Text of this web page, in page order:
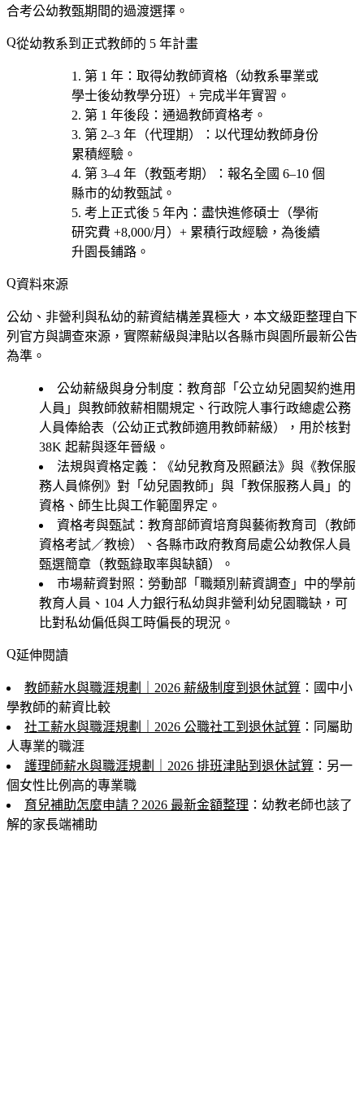
合考公幼教甄期間的過渡選擇。
從幼教系到正式教師的 5 年計畫
第 1 年 ：取得幼教師資格（幼教系畢業或
學士後幼教學分班）+ 完成半年實習。
第 1 年後段 ：通過教師資格考。
第 2–3 年（代理期）
：以代理幼教師身份
累積經驗。
第 3–4 年（教甄考期）
：報名全國 6–10 個
縣市的幼教甄試 。
考上正式後 5 年內 ：盡快進修碩士（學術
研究費 +8,000/月）+ 累積行政經驗，為後續
升園長鋪路。
資料來源
公幼、非營利與私幼的薪資結構差異極大，本文級距整理自下
列官方與調查來源，實際薪級與津貼以各縣市與園所最新公告
為準。
公幼薪級與身分制度 ：教育部「公立幼兒園契約進用
人員」與教師敘薪相關規定、行政院人事行政總處公務
人員俸給表（公幼正式教師適用教師薪級），用於核對
38K 起薪與逐年晉級。
法規與資格定義 ：《幼兒教育及照顧法》與《教保服
務人員條例》對「幼兒園教師」與「教保服務人員」的
資格、師生比與工作範圍界定。
資格考與甄試 ：教育部師資培育與藝術教育司（教師
資格考試／教檢）、各縣市政府教育局處公幼教保人員
甄選簡章（教甄錄取率與缺額）。
市場薪資對照 ：勞動部「職類別薪資調查」中的學前
教育人員、104 人力銀行私幼與非營利幼兒園職缺，可
比對私幼偏低與工時偏長的現況。
延伸閱讀
教師薪水與職涯規劃｜2026 薪級制度到退休試算 ：國中小
學教師的薪資比較
社工薪水與職涯規劃｜2026 公職社工到退休試算 ：同屬助
人專業的職涯
護理師薪水與職涯規劃｜2026 排班津貼到退休試算 ：另一
個女性比例高的專業職
育兒補助怎麼申請？2026 最新金額整理 ：幼教老師也該了
解的家長端補助